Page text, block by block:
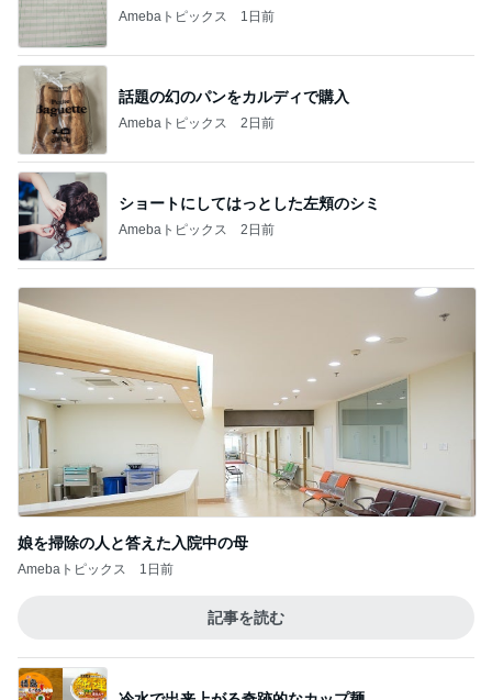
Amebaトピックス 1日前
話題の幻のパンをカルディで購入
Amebaトピックス 2日前
ショートにしてはっとした左頬のシミ
Amebaトピックス 2日前
娘を掃除の人と答えた入院中の母
Amebaトピックス 1日前
記事を読む